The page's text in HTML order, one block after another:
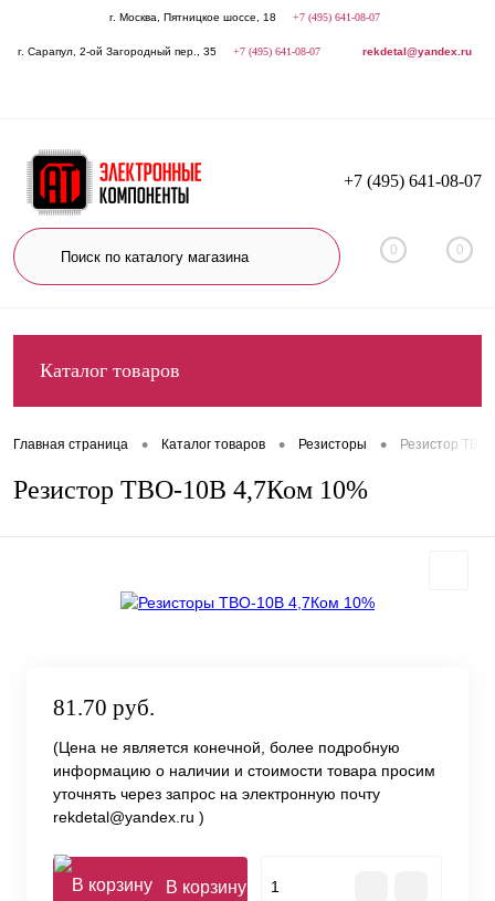
г. Москва, Пятницкое шоссе, 18 +7 (495) 641-08-07
г. Сарапул, 2-ой Загородный пер., 35 +7 (495) 641-08-07 rekdetal@yandex.ru
+7 (495) 641-08-07
0 0
Каталог товаров
Главная страница • Каталог товаров • Резисторы • Резистор
Резистор ТВО-10В 4,7Ком 10%
81.70 руб.
(Цена не является конечной, более подробную
информацию о наличии и стоимости товара просим
уточнять через запрос на электронную почту
rekdetal@yandex.ru )
В корзину